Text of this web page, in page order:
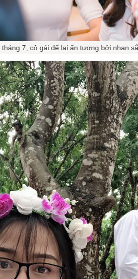
7, cô gái để lại ấn tượng bởi nhan